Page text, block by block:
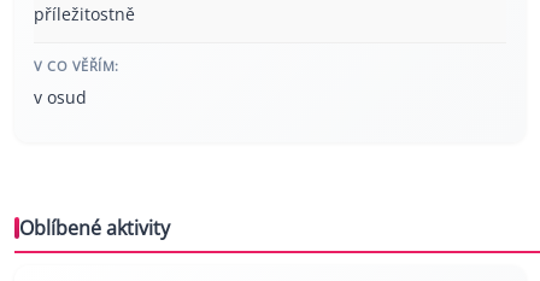
příležitostně
V CO VĚŘÍM:
v osud
Oblíbené aktivity